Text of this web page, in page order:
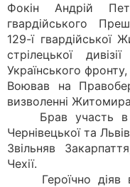
Фокін Андрій
гвардійського
129-ї гвардійської
стрілецької
Українського
Воював на
визволенні
Брав участь в
Чернівецької та
Звільняв
Чехії.
Героїчно діяв в